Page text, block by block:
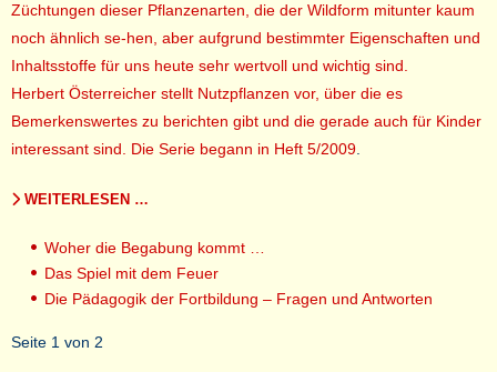
Züchtungen dieser Pflanzenarten, die der Wildform mitunter kaum
noch ähnlich se-hen, aber aufgrund bestimmter Eigenschaften und
Inhaltsstoffe für uns heute sehr wertvoll und wichtig sind.
Herbert Österreicher stellt Nutzpflanzen vor, über die es
Bemerkenswertes zu berichten gibt und die gerade auch für Kinder
interessant sind. Die Serie begann in Heft 5/2009
WEITERLESEN …
Woher die Begabung kommt …
Das Spiel mit dem Feuer
Die Pädagogik der Fortbildung – Fragen und Antworten
Seite 1 von 2